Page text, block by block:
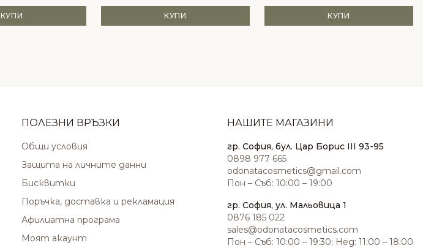
КУПИ КУПИ КУПИ
ПОЛЕЗНИ ВРЪЗКИ
Общи условия
Защита на личните данни
Бисквитки
Поръчка, доставка и рекламация
Афилиатна програма
Моят акаунт
НАШИТЕ МАГАЗИНИ
гр. София, бул. Цар Борис III 93-95
0898 977 665
odonatacosmetics@gmail.com
Пон – Съб: 10:00 – 19:00
гр. София, ул. Мальовица 1
0876 185 022
sales@odonatacosmetics.com
Пон – Съб: 10:00 – 19:30; Нед: 11:00 – 18:00